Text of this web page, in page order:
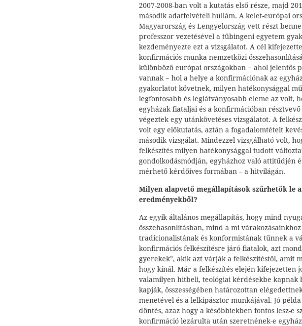
2007-2008-ban volt a kutatás első része, majd
második adatfelvételi hullám. A kelet-európai
Magyarország és Lengyelország vett részt
professzor vezetésével a tübingeni egyetem
kezdeményezte ezt a vizsgálatot. A cél
konfirmációs munka nemzetközi
különböző európai országokban − ahol jelentős
vannak − hol a helye a konfirmációnak az
gyakorlatot követnek, milyen hatékonysággal
legfontosabb és leglátványosabb eleme az volt,
egyházak fiataljai és a konfirmációban
végeztek egy utánkövetéses vizsgálatot. A
volt egy előkutatás, aztán a fogadalomtételt
második vizsgálat. Mindezzel vizsgálható volt,
felkészítés milyen hatékonysággal tudott
gondolkodásmódján, egyházhoz való attitűdjén
mérhető kérdőíves formában – a hitvilágán.
Milyen alapvető megállapítások szűrhetők le
eredményekből?
Az egyik általános megállapítás, hogy mind
összehasonlításban, mind a mi
tradicionalistának és konformistának tűnnek a
konfirmációs felkészítésre járó fiatalok, azt
gyerekek”, akik azt várják a felkészítéstől, amit
hogy kínál. Már a felkészítés elején kifejezetten
valamilyen hitbeli, teológiai kérdésekbe kapnak
kapják, összességében határozottan
menetével és a lelkipásztor munkájával. Jó
döntés, azaz hogy a későbbiekben fontos lesz-e
konfirmáció lezárulta után szeretnének-e